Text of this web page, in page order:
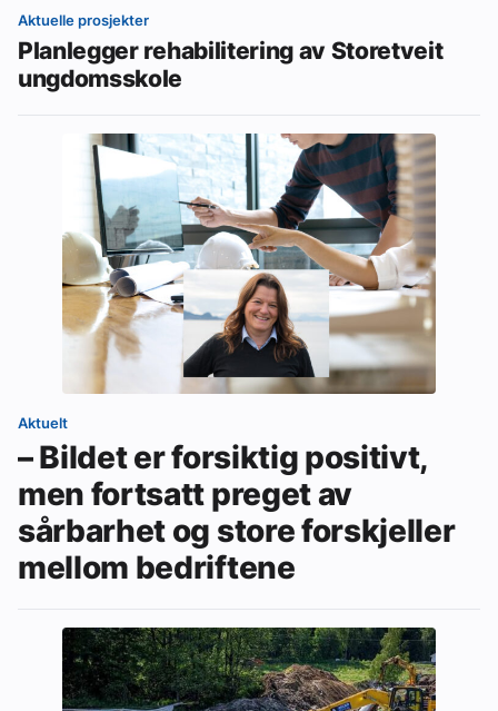
Aktuelle prosjekter
Planlegger rehabilitering av Storetveit
ungdomsskole
Aktuelt
– Bildet er forsiktig positivt,
men fortsatt preget av
sårbarhet og store forskjeller
mellom bedriftene